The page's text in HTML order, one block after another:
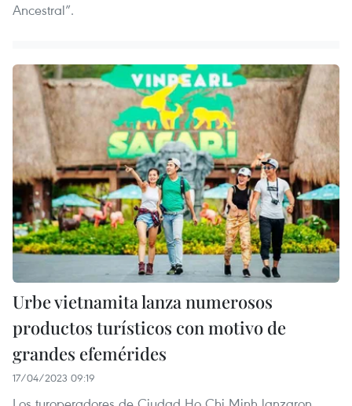
Ancestral”.
Urbe vietnamita lanza numerosos
productos turísticos con motivo de
grandes efemérides
17/04/2023 09:19